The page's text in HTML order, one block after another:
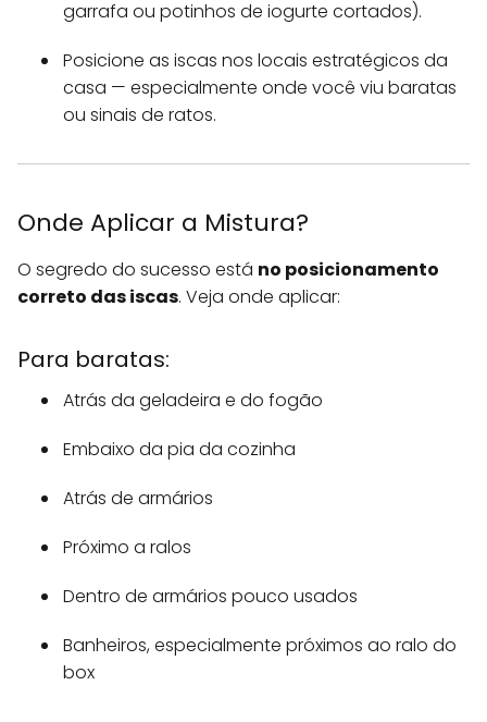
garrafa ou potinhos de iogurte cortados).
Posicione as iscas nos locais estratégicos da
casa — especialmente onde você viu baratas
ou sinais de ratos.
Onde Aplicar a Mistura?
O segredo do sucesso está no posicionamento
correto das iscas. Veja onde aplicar:
Para baratas:
Atrás da geladeira e do fogão
Embaixo da pia da cozinha
Atrás de armários
Próximo a ralos
Dentro de armários pouco usados
Banheiros, especialmente próximos ao ralo do
box